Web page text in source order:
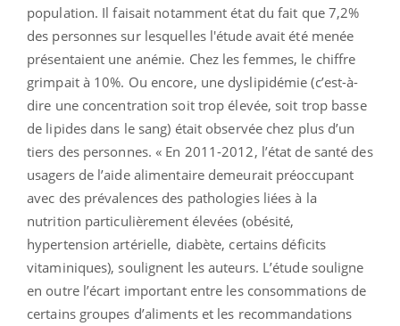
population. Il faisait notamment état du fait que 7,2%
des personnes sur lesquelles l'étude avait été menée
présentaient une anémie. Chez les femmes, le chiffre
grimpait à 10%. Ou encore, une dyslipidémie (c’est-à-
dire une concentration soit trop élevée, soit trop basse
de lipides dans le sang) était observée chez plus d’un
tiers des personnes. « En 2011-2012, l’état de santé des
usagers de l’aide alimentaire demeurait préoccupant
avec des prévalences des pathologies liées à la
nutrition particulièrement élevées (obésité,
hypertension artérielle, diabète, certains déficits
vitaminiques), soulignent les auteurs. L’étude souligne
en outre l’écart important entre les consommations de
certains groupes d’aliments et les recommandations